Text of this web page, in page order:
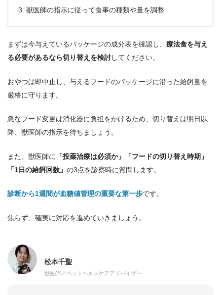
獣医師の指示に従って食事の種類や量を調整
まずは今与えているパッケージの成分表を確認し、 療法食を与え
る必要があるなら切り替えを検討してください。
おやつは即中止し、与えるフードのパッケージに沿った給餌量を
厳格に守ります。
急なフード変更は消化器に負担をかけるため、切り替えは明日以
降、獣医師の指示を待ちましょう。
また、獣医師に
「投薬治療は必須か」「フードの切り替え時期」
「1日の給餌回数」 の3点を診察時に質問します。
診断から1週間が血糖値管理の重要な第一歩です。
焦らず、確実に対応を進めていきましょう。
松本千聖
獣医師／ペットヘルスケアアドバイザー